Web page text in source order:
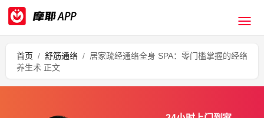
首页 / 舒筋通络 / 居家疏经通络全身 SPA：零门槛掌握的经络
养生术 正文